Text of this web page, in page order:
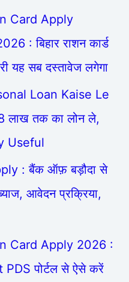
Card Apply
: बिहार राशन कार्ड
यह सब दस्तावेज लगेगा
Loan Kaise Le
लाख तक का लोन ले,
Useful
: बैंक ऑफ़ बड़ौदा से
आवेदन प्रक्रिया,
Card Apply 2026 :
PDS पोर्टल से ऐसे करें